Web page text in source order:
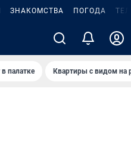
ЗНАКОМСТВА ПОГОДА
палатке Квартиры с видом на